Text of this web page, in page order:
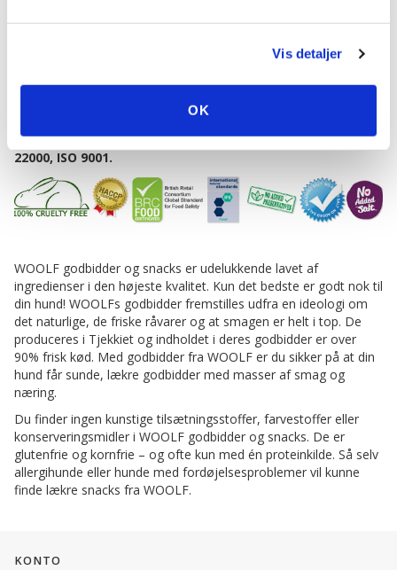
Vis detaljer
OK
denne ligge, så den bløde konsistensbibeholdes.
Alle Woolf snacks er certificeret med HACCP, BRC, ISO
22000, ISO 9001.
WOOLF godbidder og snacks er udelukkende lavet af
ingredienser i den højeste kvalitet. Kun det bedste er godt nok til
din hund! WOOLFs godbidder fremstilles udfra en ideologi om
det naturlige, de friske råvarer og at smagen er helt i top. De
produceres i Tjekkiet og indholdet i deres godbidder er over
90% frisk kød. Med godbidder fra WOOLF er du sikker på at din
hund får sunde, lækre godbidder med masser af smag og
næring.
Du finder ingen kunstige tilsætningsstoffer, farvestoffer eller
konserveringsmidler i WOOLF godbidder og snacks. De er
glutenfrie og kornfrie – og ofte kun med én proteinkilde. Så selv
allergihunde eller hunde med fordøjelsesproblemer vil kunne
finde lækre snacks fra WOOLF.
KONTO